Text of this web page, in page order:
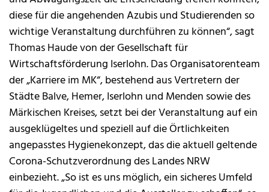
diese für die angehenden Azubis und Studierenden so
wichtige Veranstaltung durchführen zu können“, sagt
Thomas Haude von der Gesellschaft für
Wirtschaftsförderung Iserlohn. Das Organisatorenteam
der „Karriere im MK“, bestehend aus Vertretern der
Städte Balve, Hemer, Iserlohn und Menden sowie des
Märkischen Kreises, setzt bei der Veranstaltung auf ein
ausgeklügeltes und speziell auf die Örtlichkeiten
angepasstes Hygienekonzept, das die aktuell geltende
Corona-Schutzverordnung des Landes NRW
einbezieht. „So ist es uns möglich, ein sicheres Umfeld